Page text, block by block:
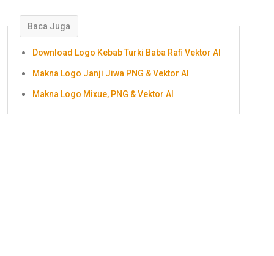
Baca Juga
Download Logo Kebab Turki Baba Rafi Vektor AI
Makna Logo Janji Jiwa PNG & Vektor AI
Makna Logo Mixue, PNG & Vektor AI